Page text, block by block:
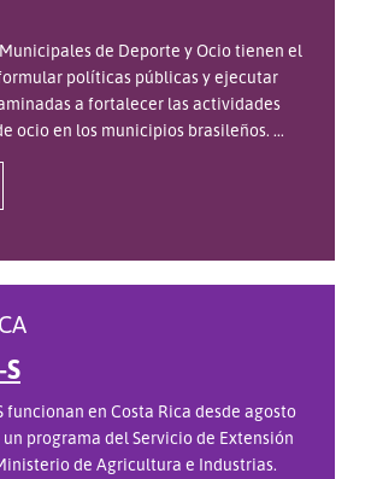
de Deporte y Ocio tienen el
políticas públicas y ejecutar
a fortalecer las actividades
ocio en los municipios brasileños. ...
funcionan en Costa Rica desde agosto
un programa del Servicio de Extensión
de Agricultura e Industrias.